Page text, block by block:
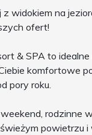
widokiem na
ofert!
& SPA to
komfortowe
pory roku.
rodzinne